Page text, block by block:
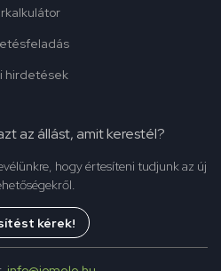
hirdetések
az állást, amit kerestél?
hogy értesíteni tudjunk az új
kérek!